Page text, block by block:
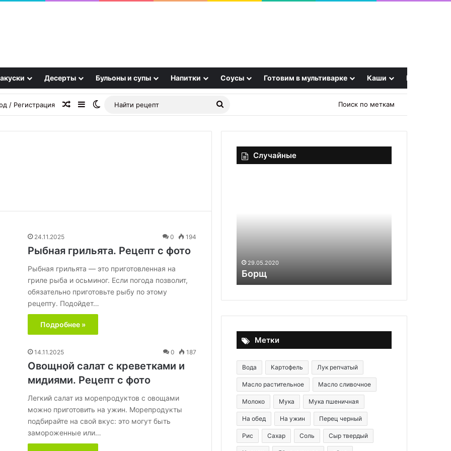
Десерты Бульоны и супы Напитки Соусы Готовим в мультиварке Каши Еще
/ Регистрация Случайная статья
SidebarSwitch skin
Найти
Поиск по меткам
24.11.2025 0 194
Рыбная грильята. Рецепт с фото
Рыбная грильята — это приготовленная на
гриле рыба и осьминог. Если погода позволит,
обязательно приготовьте рыбу по этому
рецепту. Подойдет…
Подробнее »
14.11.2025 0 187
Овощной салат с креветками и
мидиями. Рецепт с фото
Легкий салат из морепродуктов с овощами
можно приготовить на ужин. Морепродукты
подбирайте на свой вкус: это могут быть
замороженные или…
Случайные
% жирности Борщ
29.05.2020
Метки
Вода Картофель Лук репчатый
Масло растительное Масло сливочное
Молоко Мука Мука пшеничная
На обед На ужин Перец черный
Рис Сахар Соль Сыр твердый